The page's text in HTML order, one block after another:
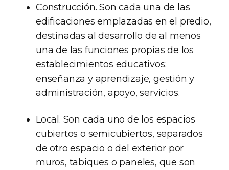
Construcción. Son cada una de las
edificaciones emplazadas en el predio,
destinadas al desarrollo de al menos
una de las funciones propias de los
establecimientos educativos:
enseñanza y aprendizaje, gestión y
administración, apoyo, servicios.
Local. Son cada uno de los espacios
cubiertos o semicubiertos, separados
de otro espacio o del exterior por
muros, tabiques o paneles, que son